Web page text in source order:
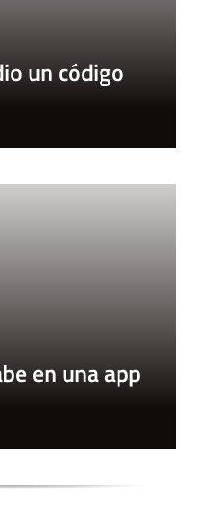
un código
en una app